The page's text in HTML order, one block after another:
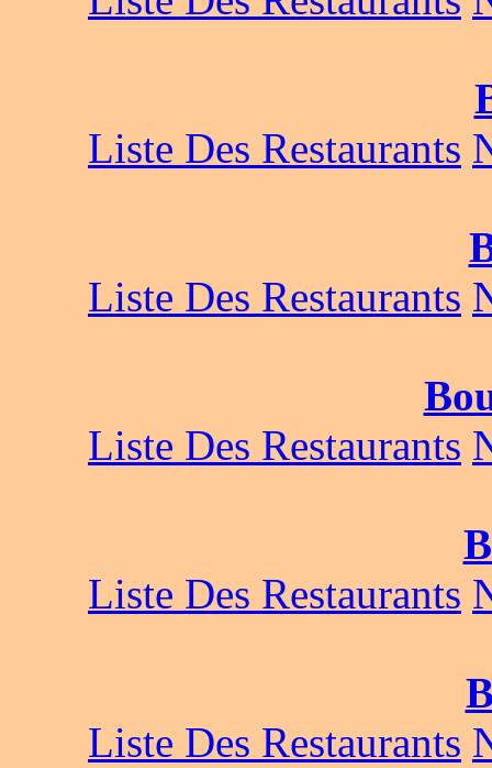
Liste Des Restaurants
Liste Des Restaurants
Liste Des Restaurants
Liste Des Restaurants
Liste Des Restaurants